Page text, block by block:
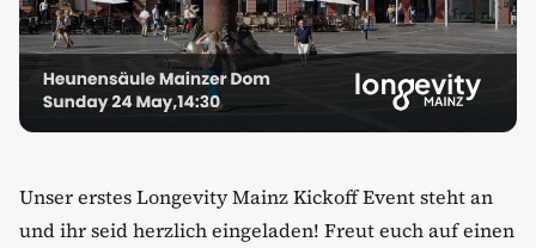
​Unser erstes Longevity Mainz Kickoff Event steht an
und ihr seid herzlich eingeladen! Freut euch auf einen